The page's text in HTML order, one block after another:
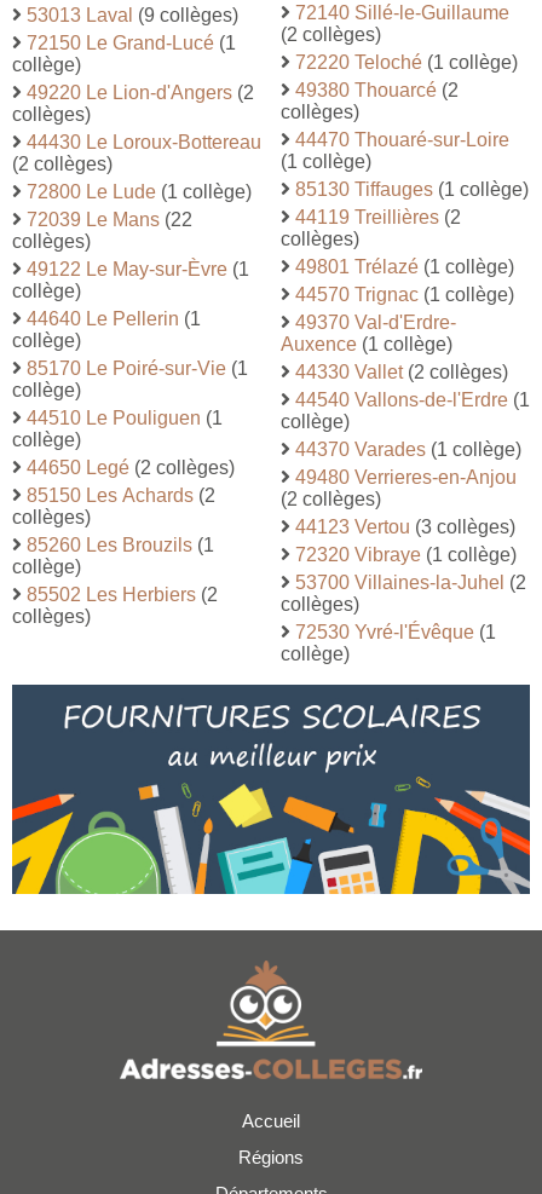
53013 Laval (9 collèges)
72150 Le Grand-Lucé (1
collège)
49220 Le Lion-d'Angers (2
collèges)
44430 Le Loroux-Bottereau
(2 collèges)
72800 Le Lude (1 collège)
72039 Le Mans (22
collèges)
49122 Le May-sur-Èvre (1
collège)
44640 Le Pellerin (1
collège)
85170 Le Poiré-sur-Vie (1
collège)
44510 Le Pouliguen (1
collège)
44650 Legé (2 collèges)
85150 Les Achards (2
collèges)
85260 Les Brouzils (1
collège)
85502 Les Herbiers (2
collèges)
72140 Sillé-le-Guillaume
(2 collèges)
72220 Teloché (1 collège)
49380 Thouarcé (2
collèges)
44470 Thouaré-sur-Loire
(1 collège)
85130 Tiffauges (1 collège)
44119 Treillières (2
collèges)
49801 Trélazé (1 collège)
44570 Trignac (1 collège)
49370 Val-d'Erdre-
Auxence (1 collège)
44330 Vallet(2 collèges)
44540 Vallons-de-l'Erdre (1
collège)
44370 Varades (1 collège)
49480 Verrieres-en-Anjou
(2 collèges)
44123 Vertou (3 collèges)
72320 Vibraye (1 collège)
53700 Villaines-la-Juhel (2
collèges)
72530 Yvré-l'Évêque (1
collège)
Accueil
Régions